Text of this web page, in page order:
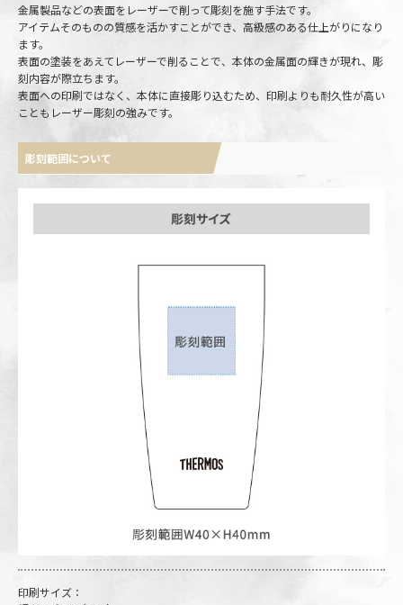
金属製品などの表面をレーザーで削って彫刻を施す手法です。
アイテムそのものの質感を活かすことができ、高級感のある仕上がりになり
ます。
表面の塗装をあえてレーザーで削ることで、本体の金属面の輝きが現れ、彫
刻内容が際立ちます。
表面への印刷ではなく、本体に直接彫り込むため、印刷よりも耐久性が高い
こともレーザー彫刻の強みです。
彫刻範囲について
印刷サイズ：